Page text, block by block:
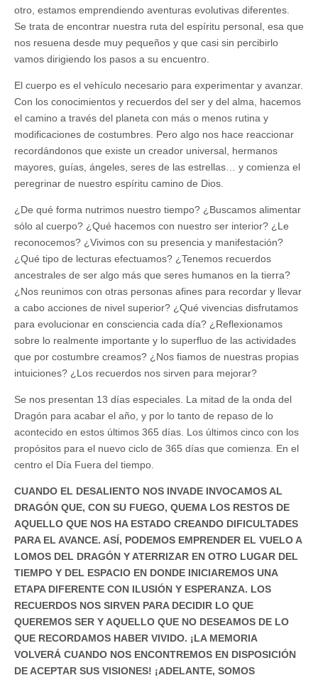
otro, estamos emprendiendo aventuras evolutivas diferentes.
Se trata de encontrar nuestra ruta del espíritu personal, esa que
nos resuena desde muy pequeños y que casi sin percibirlo
vamos dirigiendo los pasos a su encuentro.
El cuerpo es el vehículo necesario para experimentar y avanzar.
Con los conocimientos y recuerdos del ser y del alma, hacemos
el camino a través del planeta con más o menos rutina y
modificaciones de costumbres. Pero algo nos hace reaccionar
recordándonos que existe un creador universal, hermanos
mayores, guías, ángeles, seres de las estrellas… y comienza el
peregrinar de nuestro espíritu camino de Dios.
¿De qué forma nutrimos nuestro tiempo? ¿Buscamos alimentar
sólo al cuerpo? ¿Qué hacemos con nuestro ser interior? ¿Le
reconocemos? ¿Vivimos con su presencia y manifestación?
¿Qué tipo de lecturas efectuamos? ¿Tenemos recuerdos
ancestrales de ser algo más que seres humanos en la tierra?
¿Nos reunimos con otras personas afines para recordar y llevar
a cabo acciones de nivel superior? ¿Qué vivencias disfrutamos
para evolucionar en consciencia cada día? ¿Reflexionamos
sobre lo realmente importante y lo superfluo de las actividades
que por costumbre creamos? ¿Nos fiamos de nuestras propias
intuiciones? ¿Los recuerdos nos sirven para mejorar?
Se nos presentan 13 días especiales. La mitad de la onda del
Dragón para acabar el año, y por lo tanto de repaso de lo
acontecido en estos últimos 365 días. Los últimos cinco con los
propósitos para el nuevo ciclo de 365 días que comienza. En el
centro el Día Fuera del tiempo.
CUANDO EL DESALIENTO NOS INVADE INVOCAMOS AL
DRAGÓN QUE, CON SU FUEGO, QUEMA LOS RESTOS DE
AQUELLO QUE NOS HA ESTADO CREANDO DIFICULTADES
PARA EL AVANCE. ASÍ, PODEMOS EMPRENDER EL VUELO A
LOMOS DEL DRAGÓN Y ATERRIZAR EN OTRO LUGAR DEL
TIEMPO Y DEL ESPACIO EN DONDE INICIAREMOS UNA
ETAPA DIFERENTE CON ILUSIÓN Y ESPERANZA. LOS
RECUERDOS NOS SIRVEN PARA DECIDIR LO QUE
QUEREMOS SER Y AQUELLO QUE NO DESEAMOS DE LO
QUE RECORDAMOS HABER VIVIDO. ¡LA MEMORIA
VOLVERÁ CUANDO NOS ENCONTREMOS EN DISPOSICIÓN
DE ACEPTAR SUS VISIONES! ¡ADELANTE, SOMOS